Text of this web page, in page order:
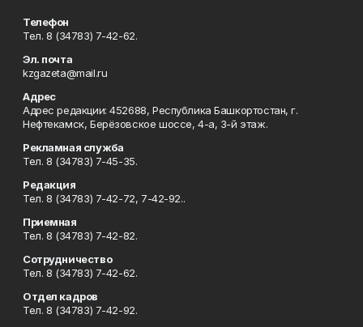
Телефон
Тел. 8 (34783) 7-42-62.
Эл. почта
kzgazeta@mail.ru
Адрес
Адрес редакции: 452688, Республика Башкортостан, г.
Нефтекамск, Берёзовское шоссе, 4-а, 3-й этаж.
Рекламная служба
Тел. 8 (34783) 7-45-35.
Редакция
Тел. 8 (34783) 7-42-72, 7-42-92..
Приемная
Тел. 8 (34783) 7-42-82.
Сотрудничество
Тел. 8 (34783) 7-42-62.
Отдел кадров
Тел. 8 (34783) 7-42-92.